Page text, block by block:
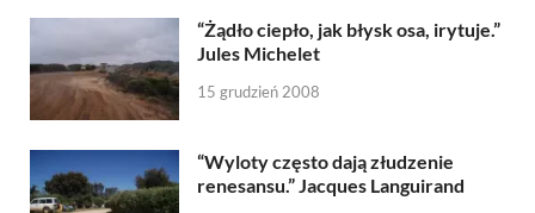
“Żądło ciepło, jak błysk osa, irytuje.”
Jules Michelet
15 grudzień 2008
“Wyloty często dają złudzenie
renesansu.” Jacques Languirand